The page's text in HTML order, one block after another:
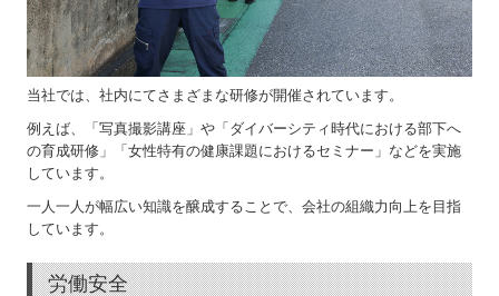
当社では、社内にてさまざまな研修が開催されています。
例えば、「写真撮影講座」や「ダイバーシティ時代における部下へ
の育成研修」「女性特有の健康課題におけるセミナー」などを実施
しています。
一人一人が幅広い知識を醸成することで、会社の組織力向上を目指
しています。
労働安全